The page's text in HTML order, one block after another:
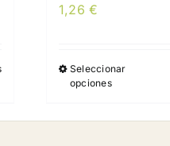
1,26€
Seleccionar
opciones